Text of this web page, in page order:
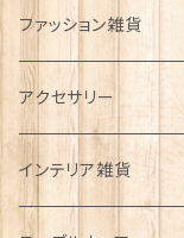
ファッション雑貨
タータンネクタイ
帽子
アクセサリー
ORTAK
インテリア雑貨